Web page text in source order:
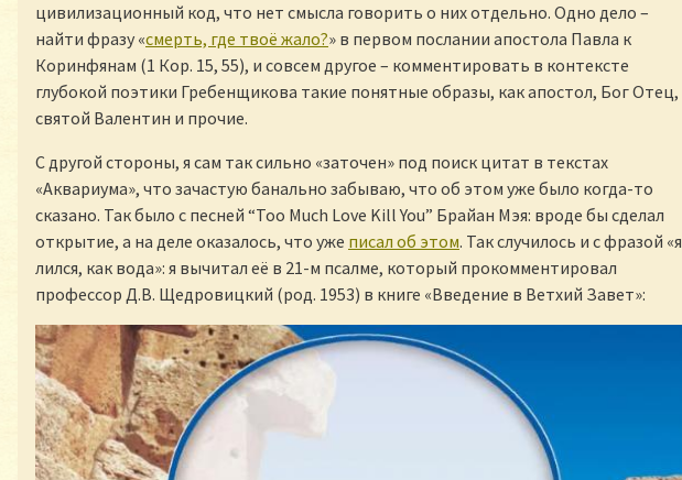
цивилизационный код, что нет смысла говорить о них отдельно. Одно дело –
найти фразу «смерть, где твоё жало?» в первом послании апостола Павла к
Коринфянам (1 Кор. 15, 55), и совсем другое – комментировать в контексте
глубокой поэтики Гребенщикова такие понятные образы, как апостол, Бог Отец,
святой Валентин и прочие.
С другой стороны, я сам так сильно «заточен» под поиск цитат в текстах
«Аквариума», что зачастую банально забываю, что об этом уже было когда-то
сказано. Так было с песней “Too Much Love Kill You” Брайан Мэя: вроде бы сделал
открытие, а на деле оказалось, что уже писал об этом. Так случилось и с фразой «я
лился, как вода»: я вычитал её в 21-м псалме, который прокомментировал
профессор Д.В. Щедровицкий (род. 1953) в книге «Введение в Ветхий Завет»: